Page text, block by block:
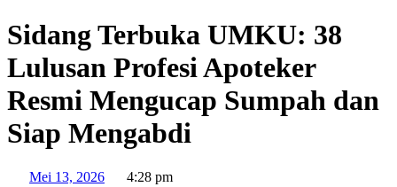
Sidang Terbuka UMKU: 38
Lulusan Profesi Apoteker
Resmi Mengucap Sumpah dan
Siap Mengabdi
Mei 13, 2026 4:28 pm